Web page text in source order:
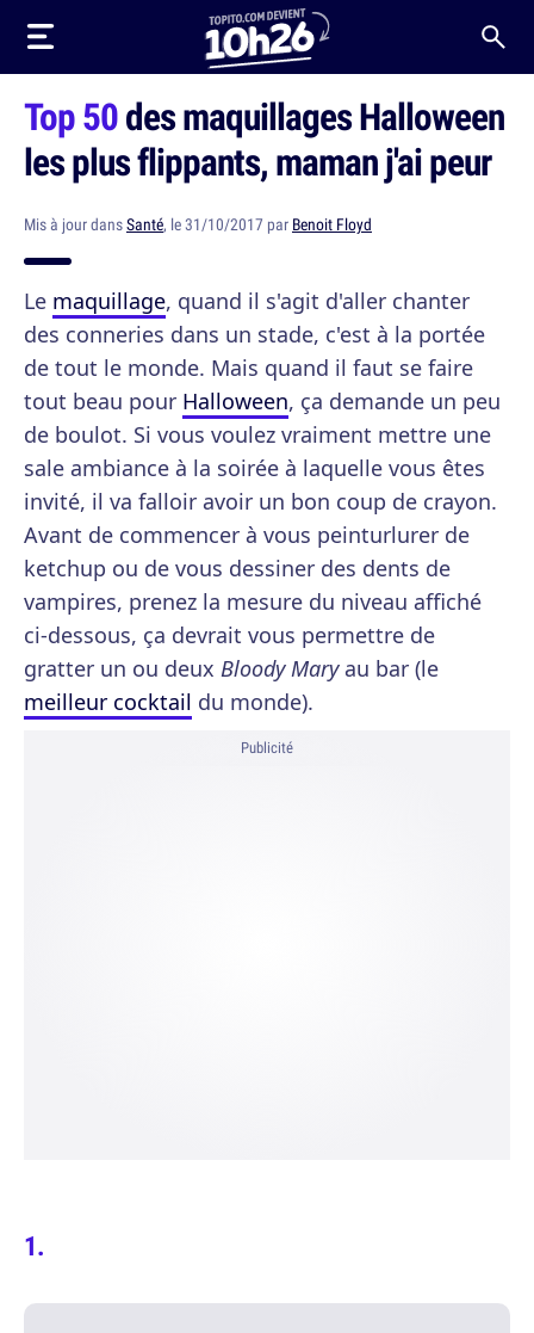
Top 50des maquillages Halloween
les plus flippants, maman j'ai peur
Mis à jour dansSanté, le 31/10/2017 par Benoit Floyd
Le maquillage, quand il s'agit d'aller chanter
des conneries dans un stade, c'est à la portée
de tout le monde. Mais quand il faut se faire
tout beau pour Halloween, ça demande un peu
de boulot. Si vous voulez vraiment mettre une
sale ambiance à la soirée à laquelle vous êtes
invité, il va falloir avoir un bon coup de crayon.
Avant de commencer à vous peinturlurer de
ketchup ou de vous dessiner des dents de
vampires, prenez la mesure du niveau affiché
ci-dessous, ça devrait vous permettre de
gratter un ou deux Bloody Maryau bar (le
meilleur cocktail du monde).
Publicité